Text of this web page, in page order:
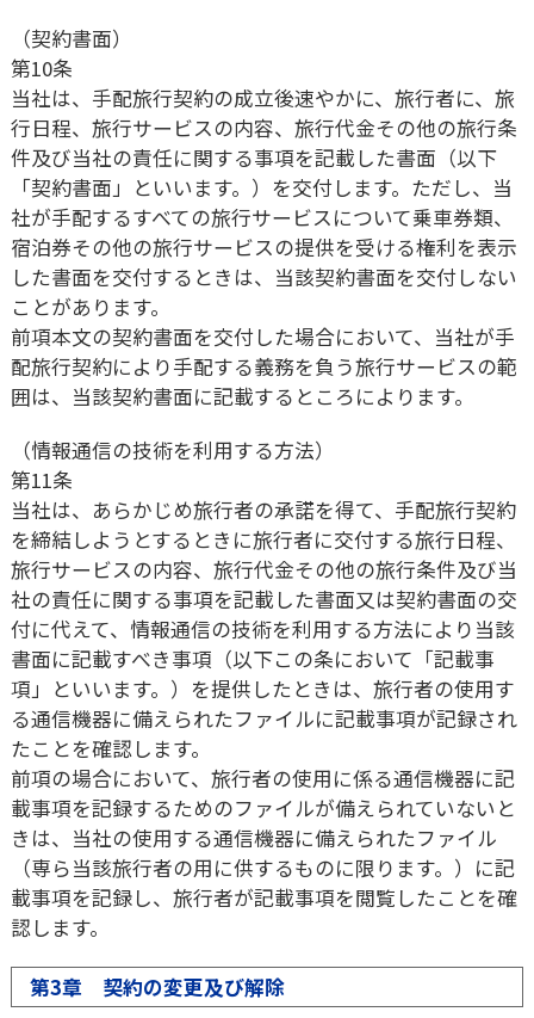
（契約書面）
第10条
当社は、手配旅行契約の成立後速やかに、旅行者に、旅
行日程、旅行サービスの内容、旅行代金その他の旅行条
件及び当社の責任に関する事項を記載した書面（以下
「契約書面」といいます。）を交付します。ただし、当
社が手配するすべての旅行サービスについて乗車券類、
宿泊券その他の旅行サービスの提供を受ける権利を表示
した書面を交付するときは、当該契約書面を交付しない
ことがあります。
前項本文の契約書面を交付した場合において、当社が手
配旅行契約により手配する義務を負う旅行サービスの範
囲は、当該契約書面に記載するところによります。
（情報通信の技術を利用する方法）
第11条
当社は、あらかじめ旅行者の承諾を得て、手配旅行契約
を締結しようとするときに旅行者に交付する旅行日程、
旅行サービスの内容、旅行代金その他の旅行条件及び当
社の責任に関する事項を記載した書面又は契約書面の交
付に代えて、情報通信の技術を利用する方法により当該
書面に記載すべき事項（以下この条において「記載事
項」といいます。）を提供したときは、旅行者の使用す
る通信機器に備えられたファイルに記載事項が記録され
たことを確認します。
前項の場合において、旅行者の使用に係る通信機器に記
載事項を記録するためのファイルが備えられていないと
きは、当社の使用する通信機器に備えられたファイル
（専ら当該旅行者の用に供するものに限ります。）に記
載事項を記録し、旅行者が記載事項を閲覧したことを確
認します。
第3章 契約の変更及び解除